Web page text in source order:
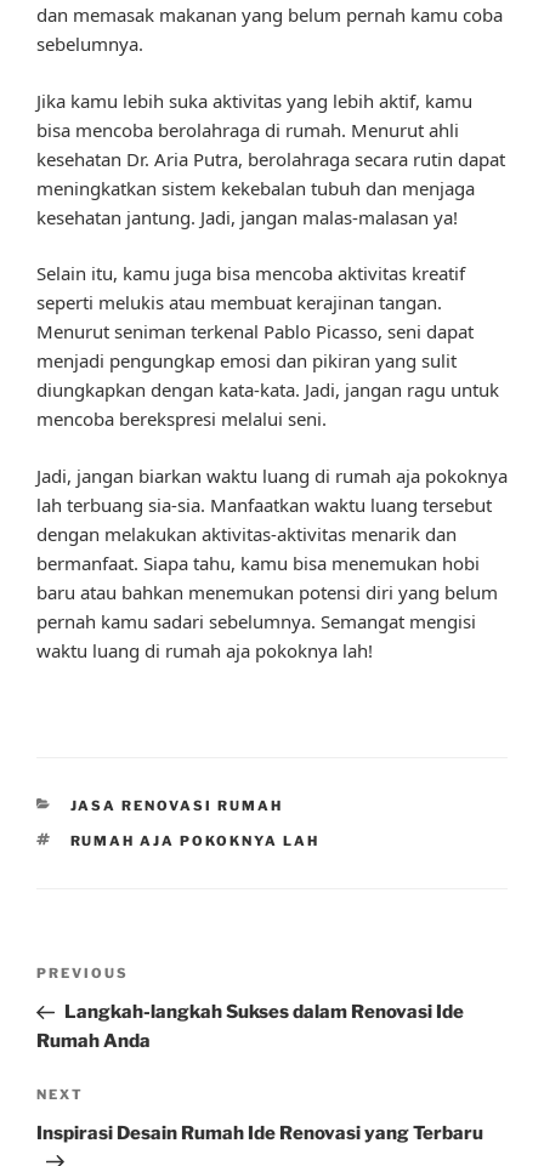
dan memasak makanan yang belum pernah kamu coba
sebelumnya.
Jika kamu lebih suka aktivitas yang lebih aktif, kamu
bisa mencoba berolahraga di rumah. Menurut ahli
kesehatan Dr. Aria Putra, berolahraga secara rutin dapat
meningkatkan sistem kekebalan tubuh dan menjaga
kesehatan jantung. Jadi, jangan malas-malasan ya!
Selain itu, kamu juga bisa mencoba aktivitas kreatif
seperti melukis atau membuat kerajinan tangan.
Menurut seniman terkenal Pablo Picasso, seni dapat
menjadi pengungkap emosi dan pikiran yang sulit
diungkapkan dengan kata-kata. Jadi, jangan ragu untuk
mencoba berekspresi melalui seni.
Jadi, jangan biarkan waktu luang di rumah aja pokoknya
lah terbuang sia-sia. Manfaatkan waktu luang tersebut
dengan melakukan aktivitas-aktivitas menarik dan
bermanfaat. Siapa tahu, kamu bisa menemukan hobi
baru atau bahkan menemukan potensi diri yang belum
pernah kamu sadari sebelumnya. Semangat mengisi
waktu luang di rumah aja pokoknya lah!
CATEGORIES
JASA RENOVASI RUMAH
TAGS
RUMAH AJA POKOKNYA LAH
Previous
Post
PREVIOUS
Langkah-langkah Sukses dalam Renovasi Ide
Rumah Anda
Next
Post
NEXT
Inspirasi Desain Rumah Ide Renovasi yang Terbaru